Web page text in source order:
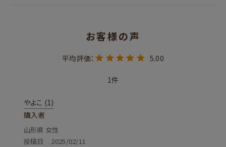
5.00
1
やよこ 1
購入者
山形県 女性
投稿日
2025/02/11